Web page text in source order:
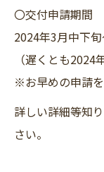
〇交付申請期間
2024年3月中下
（遅くとも2024
※お早めの申請を
詳しい詳細等知
さい。